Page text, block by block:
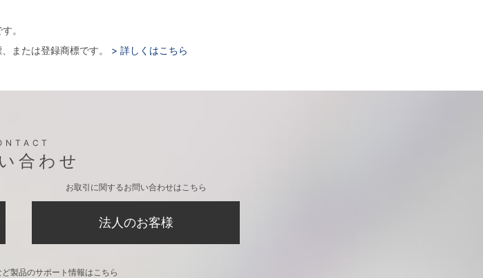
。
または登録商標です。
> 詳しくはこちら
合わせ
お取引に関するお問い合わせはこちら
法人のお客様
製品のサポート情報はこちら